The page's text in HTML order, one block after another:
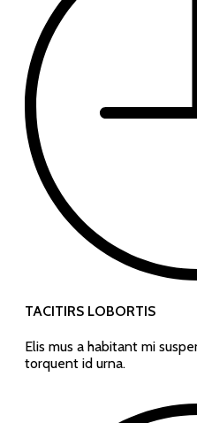
TACITIRS LOBORTIS
Elis mus a habitant mi
torquent id urna.